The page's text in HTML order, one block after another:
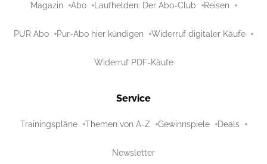
Magazin Abo Laufhelden: Der Abo-Club Reisen
PUR Abo Pur-Abo hier kündigen Widerruf digitaler Käufe
Widerruf PDF-Käufe
Service
Trainingspläne Themen von A-Z Gewinnspiele Deals
Newsletter